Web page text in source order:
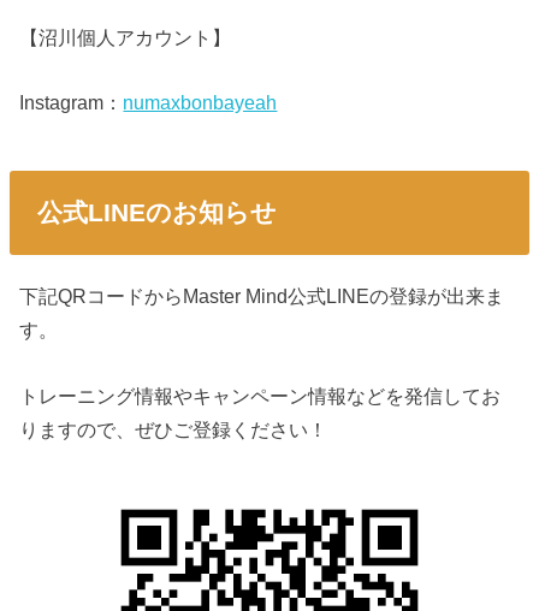
【沼川個人アカウント】
Instagram： numaxbonbayeah
公式LINEのお知らせ
下記QRコードからMaster Mind公式LINEの登録が出来ま
す。
トレーニング情報やキャンペーン情報などを発信してお
りますので、ぜひご登録ください！